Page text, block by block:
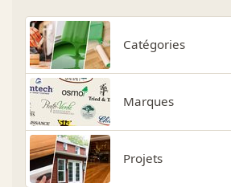
Catégories
Marques
Projets